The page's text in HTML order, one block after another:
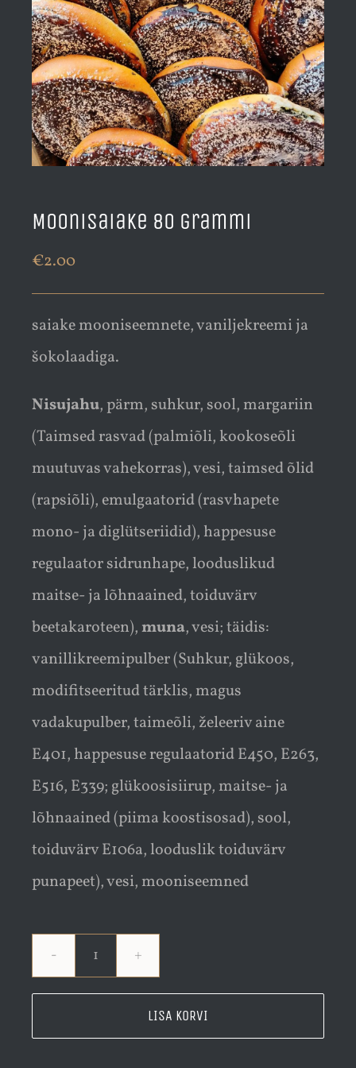
Moonisaiake 80 grammi
€2.00
saiake mooniseemnete, vaniljekreemi ja
šokolaadiga.
Nisujahu, pärm, suhkur, sool, margariin
(Taimsed rasvad (palmiõli, kookoseõli
muutuvas vahekorras), vesi, taimsed õlid
(rapsiõli), emulgaatorid (rasvhapete
mono- ja diglütseriidid), happesuse
regulaator sidrunhape, looduslikud
maitse- ja lõhnaained, toiduvärv
beetakaroteen),muna, vesi; täidis:
vanillikreemipulber (Suhkur, glükoos,
modifitseeritud tärklis, magus
vadakupulber, taimeõli, želeeriv aine
E401, happesuse regulaatorid E450, E263,
E516, E339; glükoosisiirup, maitse- ja
lõhnaained (piima koostisosad), sool,
toiduvärv E106a, looduslik toiduvärv
punapeet), vesi, mooniseemned
grammi
LISA KORVI